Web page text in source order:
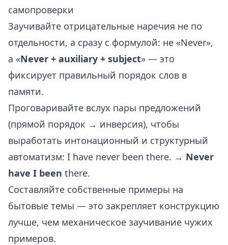
самопроверки
Заучивайте отрицательные наречия не по
отдельности, а сразу с формулой: не «Never»,
а «Never + auxiliary + subject» — это
фиксирует правильный порядок слов в
памяти.
Проговаривайте вслух пары предложений
(прямой порядок → инверсия), чтобы
выработать интонационный и структурный
автоматизм: I have never been there. → Never
have I been there.
Составляйте собственные примеры на
бытовые темы — это закрепляет конструкцию
лучше, чем механическое заучивание чужих
примеров.